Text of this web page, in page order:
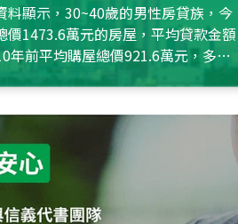
料顯示，30~40歲的男性房貸族，今
價1473.6萬元的房屋，平均貸款金額
年前平均購屋總價921.6萬元，多出
額也多